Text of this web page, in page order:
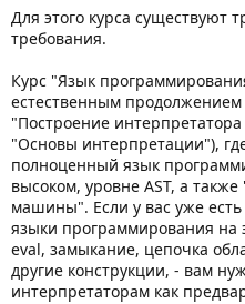
Для этого курса существуют
требования.
Курс "Язык
естественным
"Построение интерпретатора
"Основы интерпретации"),
полноценный язык
высоком, уровне AST, а
машины". Если у вас уже
языки программирования на
eval, замыкание, цепочка
другие конструкции, - вам
интерпретаторам как